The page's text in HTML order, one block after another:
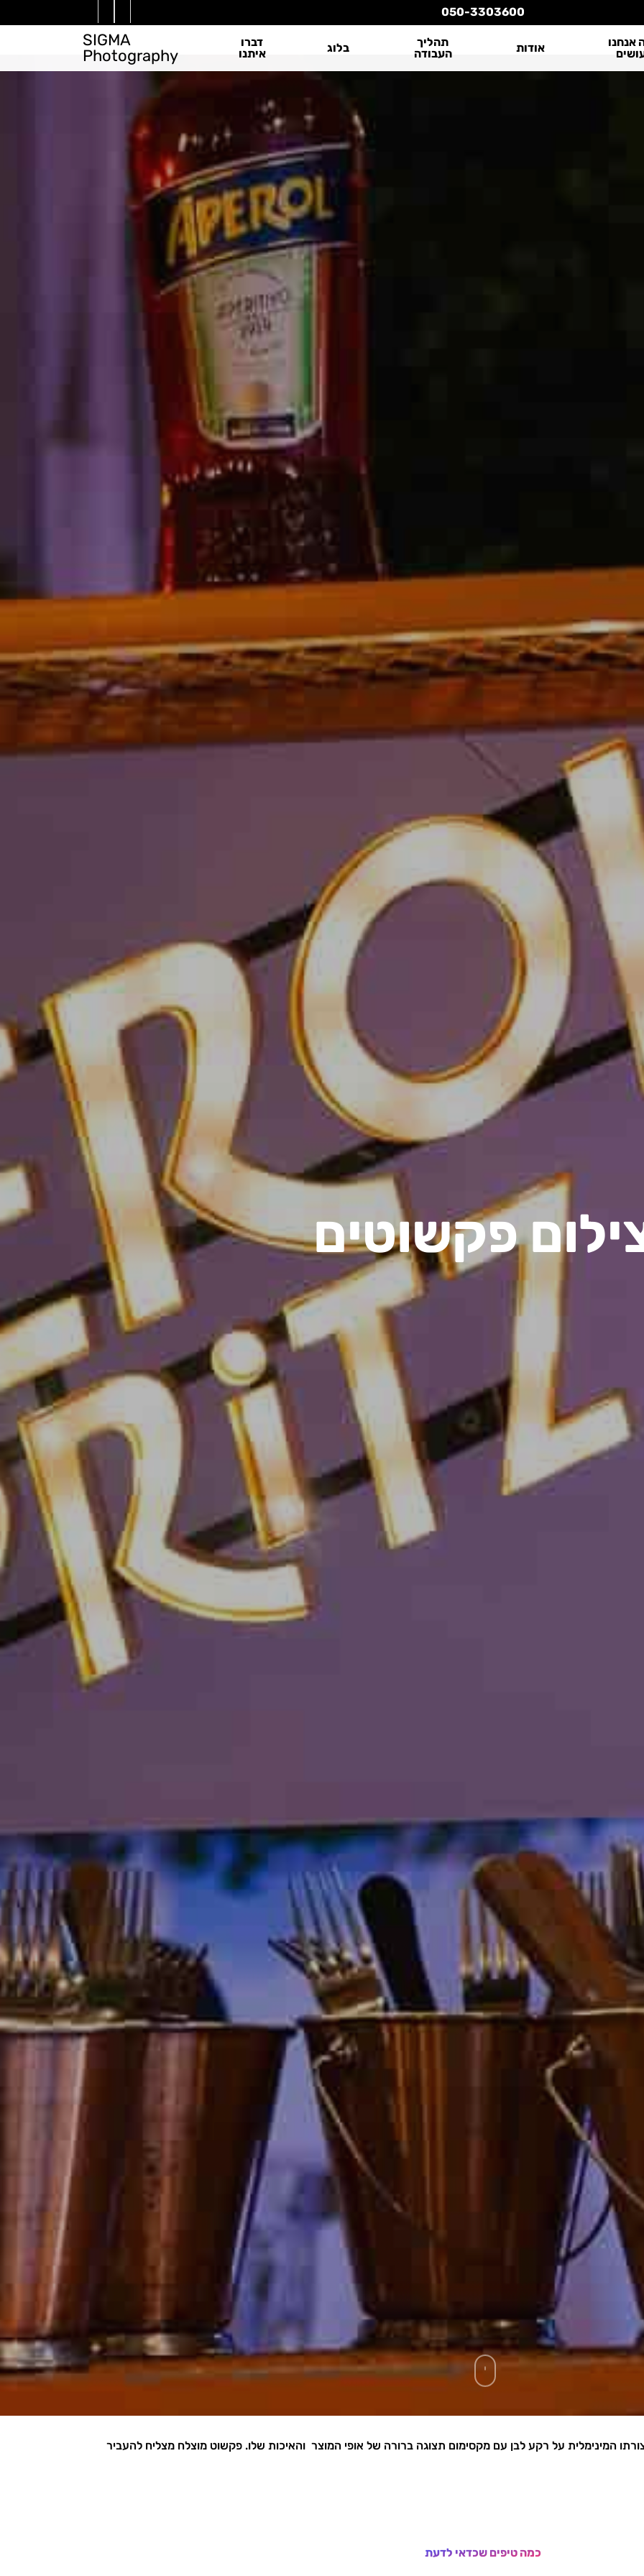
050-3303600
SIGMA
Photography
אנחנו
אודות
תהליך
העבודה
בלוג
דברו
איתנו
פקשוטים
המינימלית על רקע לבן עם מקסימום תצוגה ברורה של אופי המוצר והאיכות שלו. פקשוט מוצלח מצליח להעביר
כמה טיפים שכדאי לדעת